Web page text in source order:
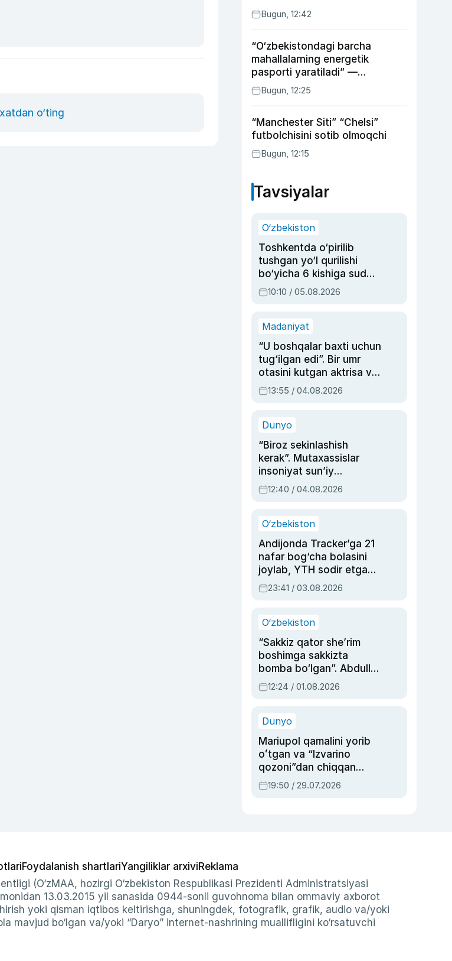
o‘ting
Bugun, 12:42
“O‘zbekistondagi barcha
mahallalarning energetik
pasporti yaratiladi” —
energetika vaziri
Bugun, 12:25
“Manchester Siti” “Chelsi”
futbolchisini sotib olmoqchi
Bugun, 12:15
Tavsiyalar
O‘zbekiston
Toshkentda o‘pirilib
tushgan yo‘l qurilishi
bo‘yicha 6 kishiga sud
hukmi o‘qildi
10:10 / 05.08.2026
Madaniyat
“U boshqalar baxti uchun
tug‘ilgan edi”. Bir umr
otasini kutgan aktrisa va
dublyaj ustasi Rimma
Ahmedovaning
13:55 / 04.08.2026
Dunyo
“Biroz sekinlashish
kerak”. Mutaxassislar
insoniyat sun’iy
intellektni boshqara
olmay qolishidan xavotir
12:40 / 04.08.2026
O‘zbekiston
Andijonda Tracker’ga 21
nafar bog‘cha bolasini
joylab, YTH sodir etgan
ayolga sud hukmi o‘qildi
23:41 / 03.08.2026
O‘zbekiston
“Sakkiz qator she’rim
boshimga sakkizta
bomba bo‘lgan”. Abdulla
Oripovni siyosiy
ayblovlardan asrab
12:24 / 01.08.2026
Dunyo
Mariupol qamalini yorib
oʻtgan va “Izvarino
qozoni”dan chiqqan
qahramon — Ukraina
armiyasi bosh
19:50 / 29.07.2026
Foydalanish shartlariYangiliklar arxiviReklama
(O‘zMAA, hozirgi O‘zbekiston Respublikasi Prezidenti Administratsiyasi
13.03.2015 yil sanasida 0944-sonli guvohnoma bilan ommaviy axborot
yoki qisman iqtibos keltirishga, shuningdek, fotografik, grafik, audio va/yoki
mavjud bo‘lgan va/yoki “Daryo” internet-nashrining muallifligini ko‘rsatuvchi